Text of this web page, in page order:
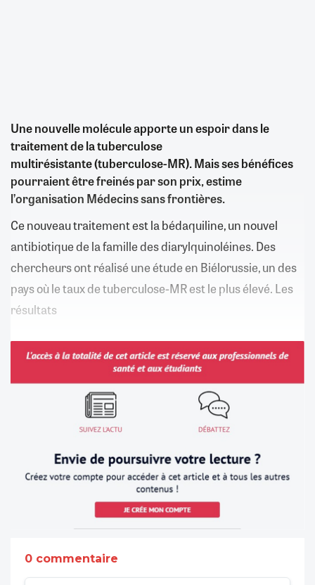
Une nouvelle molécule apporte un espoir dans le
traitement de la tuberculose
multirésistante (tuberculose-MR). Mais ses bénéfices
pourraient être freinés par son prix, estime
l’organisation Médecins sans frontières.
Ce nouveau traitement est la bédaquiline, un nouvel
antibiotique de la famille des diarylquinoléines. Des
chercheurs ont réalisé une étude en Biélorussie, un des
pays où le taux de tuberculose-MR est le plus élevé. Les
résultats
0 commentaire